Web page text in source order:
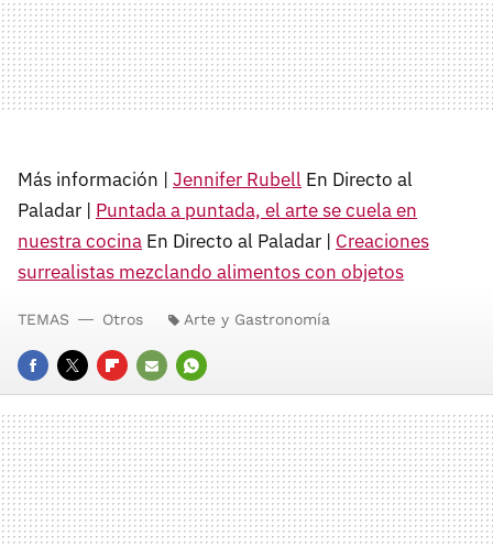
Más información | Jennifer Rubell En Directo al
Paladar | Puntada a puntada, el arte se cuela en
nuestra cocina En Directo al Paladar | Creaciones
surrealistas mezclando alimentos con objetos
FACEBOOK
TWITTERFLIPBOARD
E-
MAIL
WHATSAPP
TEMAS Otros Arte y Gastronomía